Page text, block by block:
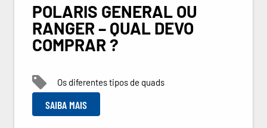
POLARIS GENERAL OU
RANGER – QUAL DEVO
COMPRAR ?
Os diferentes tipos de quads
SAIBA MAIS